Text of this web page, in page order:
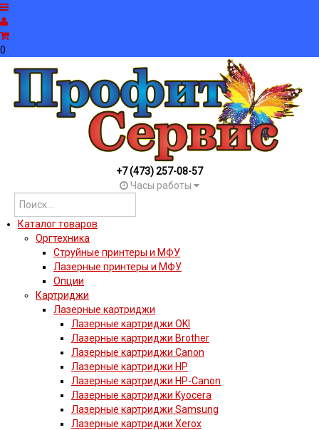
0
+7 (473) 257-08-57
Часы работы
Каталог товаров
Оргтехника
Струйные принтеры и МФУ
Лазерные принтеры и МФУ
Опции
Картриджи
Лазерные картриджи
Лазерные картриджи OKI
Лазерные картриджи Brother
Лазерные картриджи Canon
Лазерные картриджи HP
Лазерные картриджи HP-Canon
Лазерные картриджи Kyocera
Лазерные картриджи Samsung
Лазерные картриджи Xerox